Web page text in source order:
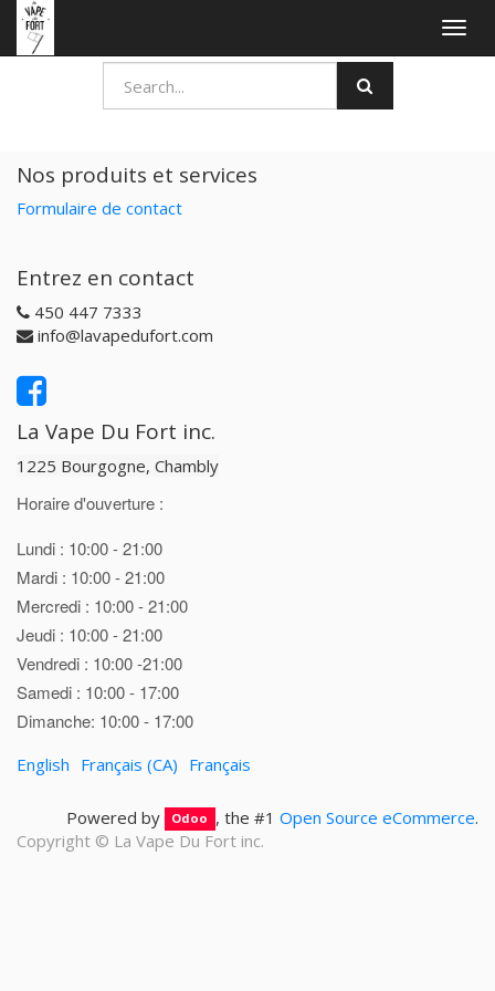
Nos produits et services
Formulaire de contact
Entrez en contact
450 447 7333
info@lavapedufort.com
La Vape Du Fort inc.
1225 Bourgogne, Chambly
Horaire d'ouverture :
Lundi : 10:00 - 21:00
Mardi : 10:00 - 21:00
Mercredi : 10:00 - 21:00
Jeudi : 10:00 - 21:00
Vendredi : 10:00 -21:00
Samedi : 10:00 - 17:00
Dimanche: 10:00 - 17:00
English Français (CA) Français
Powered by Odoo , the #1 Open Source eCommerce.
Copyright © La Vape Du Fort inc.